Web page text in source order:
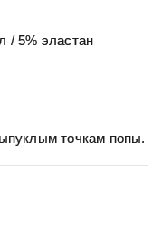
/ 5% эластан
точкам попы.